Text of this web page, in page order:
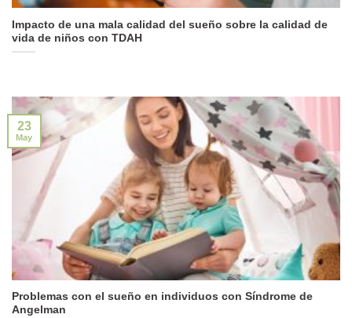
Impacto de una mala calidad del sueño sobre la calidad de
vida de niños con TDAH
Problemas con el sueño en individuos con Síndrome de
Angelman
23
May